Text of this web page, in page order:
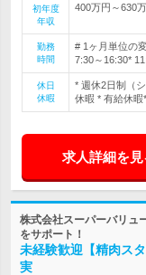
初年度
年収
400万円～630
勤務
時間
# 1ヶ月単位の
7:30～16:30*
休日
休暇
* 週休2日制（
休暇 * 有給休暇
求人詳細を見
株式会社スーパーバリュ
をサポート！
未経験歓迎【精肉ス
実